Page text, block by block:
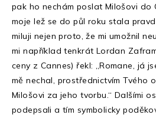
pak ho nechám poslat Milošovi do
moje lež se do půl roku stala
miluji nejen proto, že mi umožnil
mi například tenkrát Lordan
ceny z Cannes) řekl: „Romane, já
mě nechal, prostřednictvím Tvého
Milošovi za jeho tvorbu.“ Dalšími
podepsali a tím symbolicky